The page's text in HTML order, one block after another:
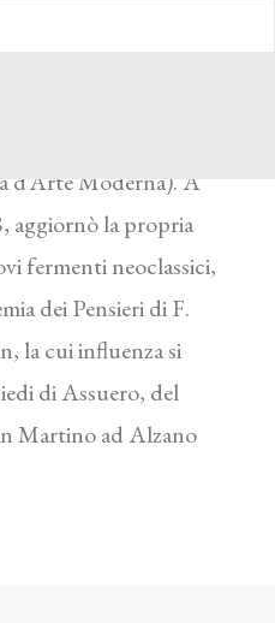
nel 1787 il
d’Arte Moderna). A
aggiornò la propria
fermenti neoclassici,
dei Pensieri di F.
la cui influenza si
di Assuero, del
Martino ad Alzano